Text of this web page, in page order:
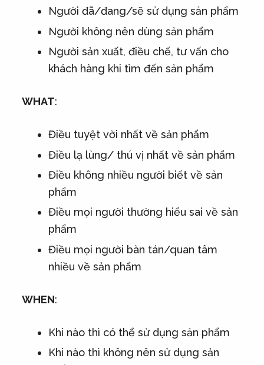
Người đã/đang/sẽ sử dụng sản phẩm
Người không nên dùng sản phẩm
Người sản xuất, điều chế, tư vấn cho
khách hàng khi tìm đến sản phẩm
WHAT:
Điều tuyệt vời nhất về sản phẩm
Điều lạ lùng/ thú vị nhất về sản phẩm
Điều không nhiều người biết về sản
phẩm
Điều mọi người thường hiểu sai về sản
phẩm
Điều mọi người bàn tán/quan tâm
nhiều về sản phẩm
WHEN:
Khi nào thì có thể sử dụng sản phẩm
Khi nào thì không nên sử dụng sản